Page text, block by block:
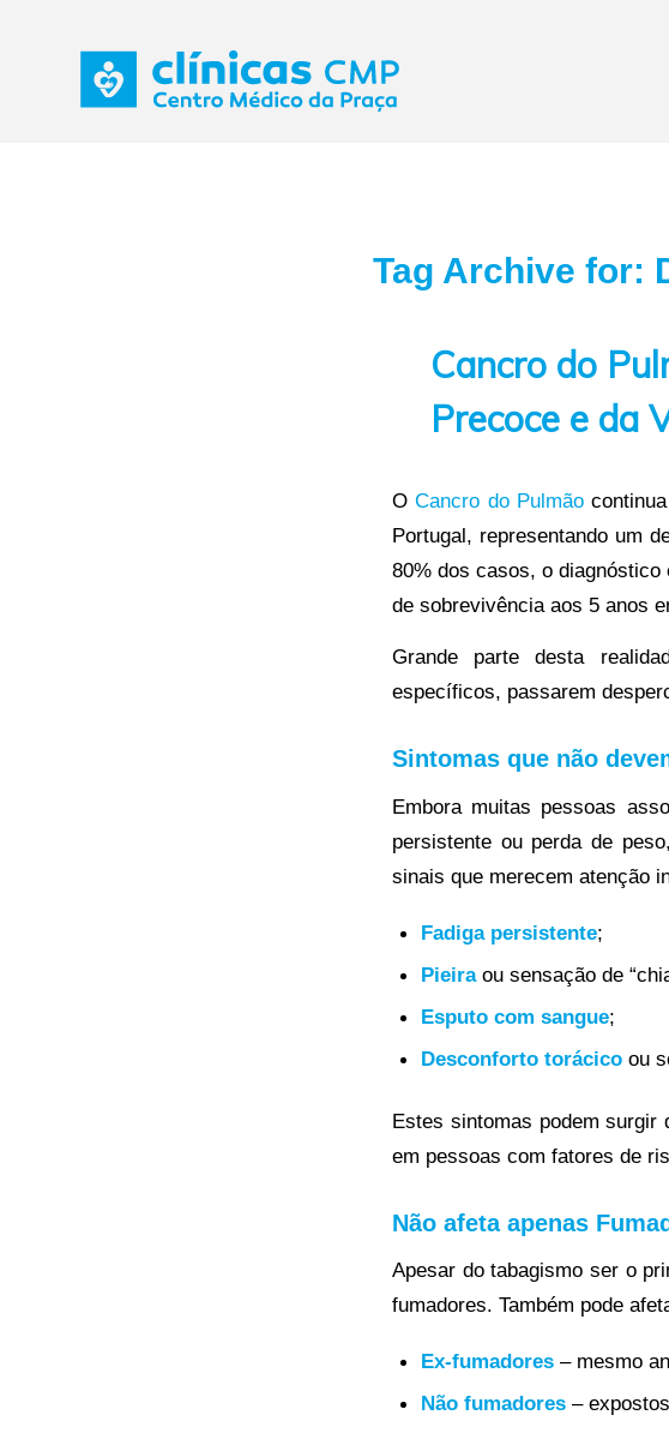
Tag Archive for:
Cancro do
Precoce e da
OCancro do Pulmãocontinua
Portugal, representando um
80% dos casos, o
de sobrevivência aos 5 anos
Grande parte desta
específicos, passarem
Sintomas que não
Embora muitas pessoas
persistente ou perda de
sinais que merecem atenção
Fadiga persistente;
Pieiraou sensação de
Esputo com sangue;
Desconforto torácico ou
Estes sintomas podem surgir
em pessoas com fatores de
Não afeta apenas
Apesar do tabagismo ser o
fumadores. Também pode
Ex-fumadores – mesmo
Não fumadores –